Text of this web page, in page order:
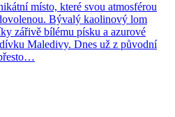
místo, které svou atmosférou
Bývalý kaolinový lom
zářivě bílému písku a azurové
Maledivy. Dnes už z původní